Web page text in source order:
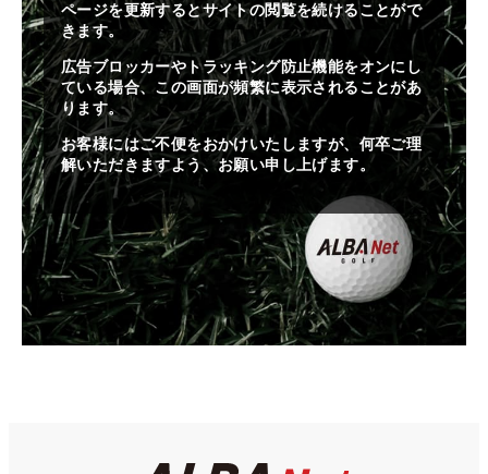
ページを更新するとサイトの閲覧を続けることがで
きます。
広告ブロッカーやトラッキング防止機能をオンにし
ている場合、この画面が頻繁に表示されることがあ
ります。
お客様にはご不便をおかけいたしますが、何卒ご理
解いただきますよう、お願い申し上げます。